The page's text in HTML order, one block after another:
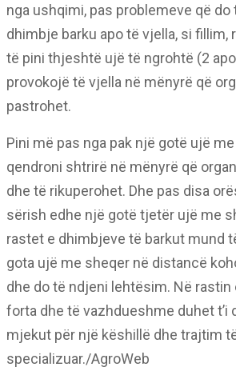
nga ushqimi, pas problemeve që do
dhimbje barku apo të vjella, si fillim,
të pini thjeshtë ujë të ngrohtë (2
provokojë të vjella në mënyrë që
pastrohet.
Pini më pas nga pak një gotë ujë
qendroni shtrirë në mënyrë që
dhe të rikuperohet. Dhe pas disa
sërish edhe një gotë tjetër ujë me
rastet e dhimbjeve të barkut mund
gota ujë me sheqer në distancë
dhe do të ndjeni lehtësim. Në
forta dhe të vazhdueshme duhet t’i
mjekut për një këshillë dhe trajtim
specializuar./AgroWeb